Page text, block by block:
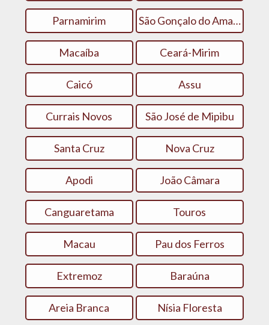
Parnamirim São Gonçalo do Amarante
Macaíba Ceará-Mirim
Caicó Assu
Currais Novos São José de Mipibu
Santa Cruz Nova Cruz
Apodi João Câmara
Canguaretama Touros
Macau Pau dos Ferros
Extremoz Baraúna
Areia Branca Nísia Floresta